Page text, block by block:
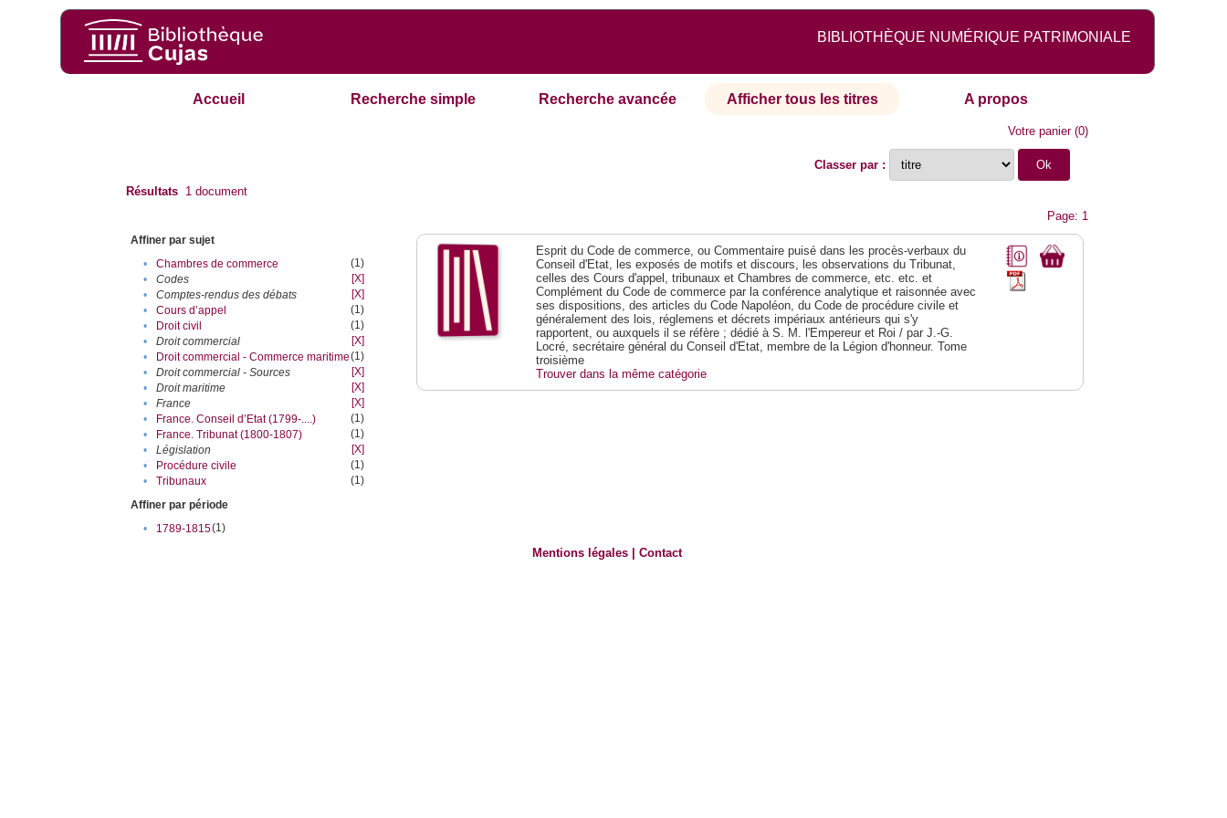
BIBLIOTHÈQUE NUMÉRIQUE PATRIMONIALE
Accueil Recherche simple Recherche avancée Afficher tous les titres A propos
Votre panier(0)
Classer par :
Résultats 1 document
Page: 1
Affiner par sujet
•
Chambres de commerce
(1)
•
Codes
[X]
•
Comptes-rendus des débats
[X]
•
Cours d’appel
(1)
•
Droit civil
(1)
•
Droit commercial
[X]
•
Droit commercial - Commerce maritime(1)
•
Droit commercial - Sources
[X]
•
Droit maritime
[X]
•
France
[X]
•
France. Conseil d’Etat (1799-....)
(1)
•
France. Tribunat (1800-1807)
(1)
•
Législation
[X]
•
Procédure civile
(1)
•
Tribunaux
(1)
Affiner par période
•
1789-1815(1)
Esprit du Code de commerce, ou Commentaire puisé dans les procès-verbaux du
Conseil d'Etat, les exposés de motifs et discours, les observations du Tribunat,
celles des Cours d'appel, tribunaux et Chambres de commerce, etc. etc. et
Complément du Code de commerce par la conférence analytique et raisonnée avec
ses dispositions, des articles du Code Napoléon, du Code de procédure civile et
généralement des lois, réglemens et décrets impériaux antérieurs qui s'y
rapportent, ou auxquels il se réfère ; dédié à S. M. l'Empereur et Roi / par J.-G.
Locré, secrétaire général du Conseil d'Etat, membre de la Légion d'honneur. Tome
troisième
Trouver dans la même catégorie
Mentions légales |Contact